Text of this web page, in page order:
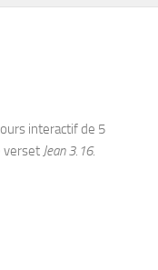
interactif de 5
verset Jean 3.16.